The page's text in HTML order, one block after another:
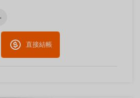
直接結帳